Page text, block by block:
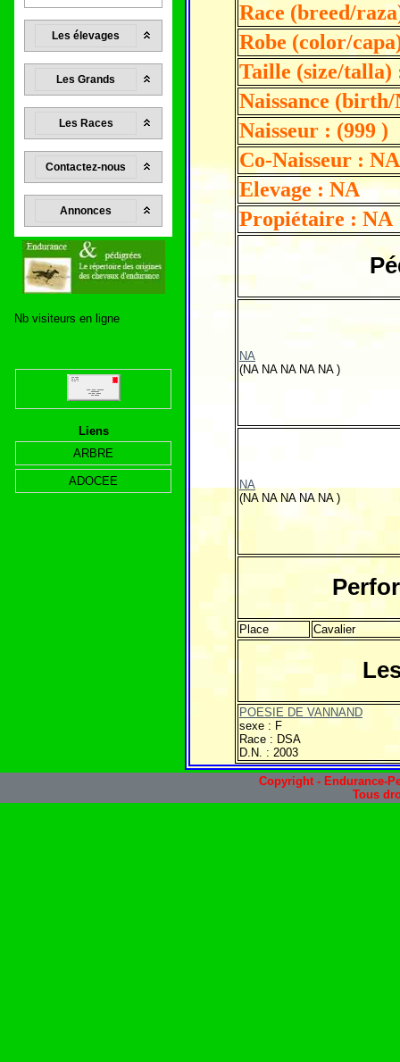
Les élevages
Les Grands
Les Races
Contactez-nous
Annonces
Nb visiteurs en ligne
Liens
ARBRE
ADOCEE
Race (breed/
Robe (color/
Taille (size/talla)
Naissance
Naisseur : (999 )
Co-Naisseur : NA
Elevage : NA
Propiétaire : NA
NA
(NA NA NA NA NA )
NA
(NA NA NA NA NA )
Place Cavalier
POESIE DE VANNAND
sexe : F
Race : DSA
D.N. : 2003
Copyright - Endurance-
Tous